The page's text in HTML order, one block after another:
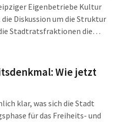
Eigenbetriebe Kultur
Diskussion um die Struktur
Stadtratsfraktionen die
kreisender Berg. Findet
Wie jetzt
klar, was sich die Stadt
für das Freiheits- und